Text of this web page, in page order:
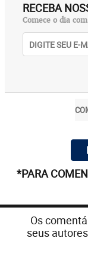
RECEBA
Comece o dia
*PARA
Os
seus